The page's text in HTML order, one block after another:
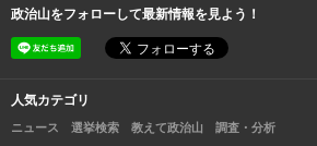
政治山をフォローして最新情報を見よう！
人気カテゴリ
ニュース 選挙検索 教えて政治山 調査・分析